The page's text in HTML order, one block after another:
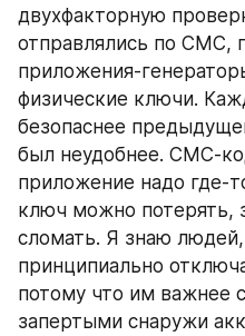
двухфакторную
отправлялись по СМС,
приложения-
физические ключи.
безопаснее
был неудобнее. СМС-
приложение надо где-
ключ можно потерять,
сломать. Я знаю
принципиально
потому что им важнее
запертыми снаружи